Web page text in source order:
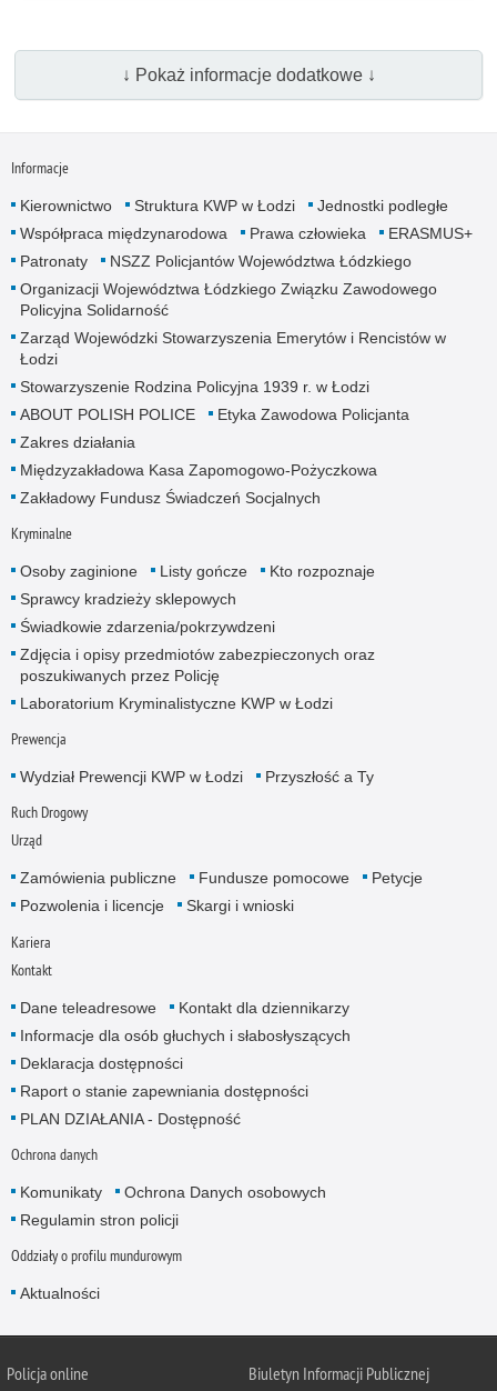
↓ Pokaż informacje dodatkowe ↓
Informacje
Kierownictwo Struktura KWP w Łodzi
Jednostki podległe
Współpraca międzynarodowa
Prawa człowieka
ERASMUS+
Patronaty
NSZZ Policjantów Województwa Łódzkiego
Organizacji Województwa Łódzkiego Związku Zawodowego
Policyjna Solidarność
Zarząd Wojewódzki Stowarzyszenia Emerytów i Rencistów w
Łodzi
Stowarzyszenie Rodzina Policyjna 1939 r. w Łodzi
ABOUT POLISH POLICE
Etyka Zawodowa Policjanta
Zakres działania
Międzyzakładowa Kasa Zapomogowo-Pożyczkowa
Zakładowy Fundusz Świadczeń Socjalnych
Kryminalne
Osoby zaginione Listy gończe
Kto rozpoznaje
Sprawcy kradzieży sklepowych
Świadkowie zdarzenia/pokrzywdzeni
Zdjęcia i opisy przedmiotów zabezpieczonych oraz
poszukiwanych przez Policję
Laboratorium Kryminalistyczne KWP w Łodzi
Prewencja
Wydział Prewencji KWP w Łodzi Przyszłość a Ty
Ruch Drogowy
Urząd
Zamówienia publiczne Fundusze pomocowe
Petycje
Pozwolenia i licencje
Skargi i wnioski
Kariera
Kontakt
Dane teleadresowe
Kontakt dla dziennikarzy
Informacje dla osób głuchych i słabosłyszących
Deklaracja dostępności
Raport o stanie zapewniania dostępności
PLAN DZIAŁANIA - Dostępność
Ochrona danych
Komunikaty
Ochrona Danych osobowych
Regulamin stron policji
Oddziały o profilu mundurowym
Aktualności
Policja online Biuletyn Informacji Publicznej